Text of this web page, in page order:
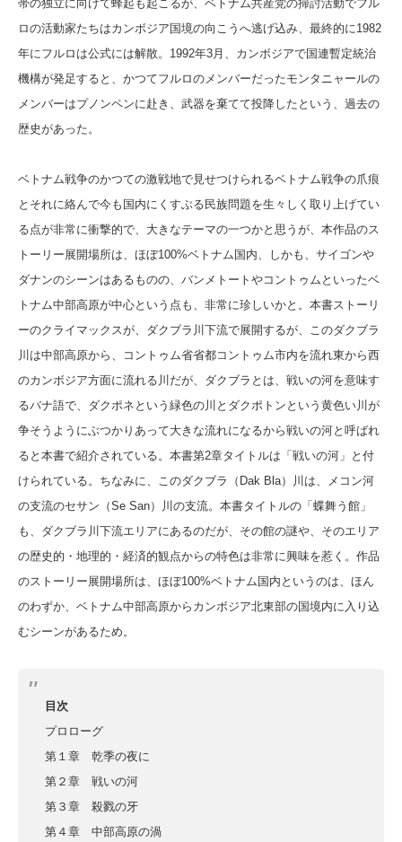
帯の独立に向けて蜂起も起こるが、ベトナム共産党の掃討活動でフル
ロの活動家たちはカンボジア国境の向こうへ逃げ込み、最終的に1982
年にフルロは公式には解散。1992年3月、カンボジアで国連暫定統治
機構が発足すると、かつてフルロのメンバーだったモンタニャールの
メンバーはプノンペンに赴き、武器を棄てて投降したという、過去の
歴史があった。
ベトナム戦争のかつての激戦地で見せつけられるベトナム戦争の爪痕
とそれに絡んで今も国内にくすぶる民族問題を生々しく取り上げてい
る点が非常に衝撃的で、大きなテーマの一つかと思うが、本作品のス
トーリー展開場所は、ほぼ100%ベトナム国内、しかも、サイゴンや
ダナンのシーンはあるものの、バンメトートやコントゥムといったベ
トナム中部高原が中心という点も、非常に珍しいかと。本書ストーリ
ーのクライマックスが、ダクブラ川下流で展開するが、このダクブラ
川は中部高原から、コントゥム省省都コントゥム市内を流れ東から西
のカンボジア方面に流れる川だが、ダクブラとは、戦いの河を意味す
るバナ語で、ダクポネという緑色の川とダクポトンという黄色い川が
争そうようにぶつかりあって大きな流れになるから戦いの河と呼ばれ
ると本書で紹介されている。本書第2章タイトルは「戦いの河」と付
けられている。ちなみに、このダクブラ（Dak Bla）川は、メコン河
の支流のセサン（Se San）川の支流。本書タイトルの「蝶舞う館」
も、ダクブラ川下流エリアにあるのだが、その館の謎や、そのエリア
の歴史的・地理的・経済的観点からの特色は非常に興味を惹く。作品
のストーリー展開場所は、ほぼ100%ベトナム国内というのは、ほん
のわずか、ベトナム中部高原からカンボジア北東部の国境内に入り込
むシーンがあるため。
目次
プロローグ
第１章 乾季の夜に
第２章 戦いの河
第３章 殺戮の牙
第４章 中部高原の渦